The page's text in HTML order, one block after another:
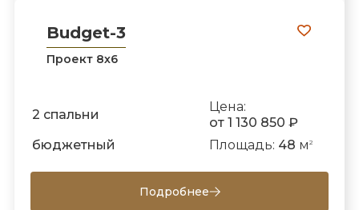
Budget-3
Проект 8х6
2 спальни
Цена:
от 1 130 850 ₽
бюджетный
Площадь: 48 м 2
Подробнее